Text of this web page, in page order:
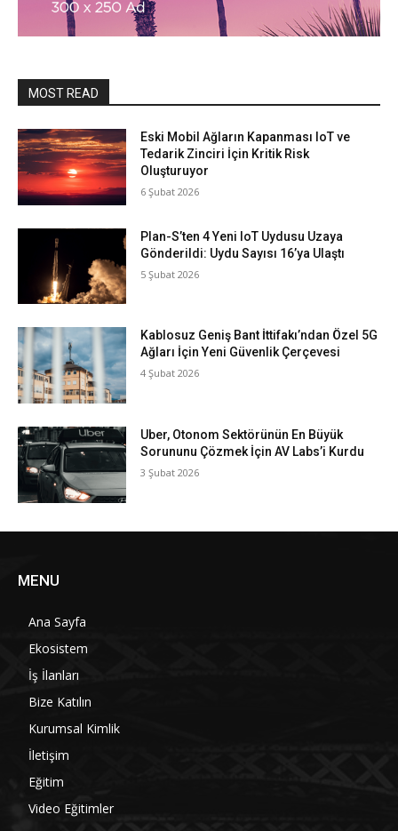
MOST READ
Eski Mobil Ağların Kapanması IoT ve
Tedarik Zinciri İçin Kritik Risk
Oluşturuyor
6 Şubat 2026
Plan-S’ten 4 Yeni IoT Uydusu Uzaya
Gönderildi: Uydu Sayısı 16’ya Ulaştı
5 Şubat 2026
Kablosuz Geniş Bant İttifakı’ndan Özel 5G
Ağları İçin Yeni Güvenlik Çerçevesi
4 Şubat 2026
Uber, Otonom Sektörünün En Büyük
Sorununu Çözmek İçin AV Labs’i Kurdu
3 Şubat 2026
MENU
Ana Sayfa
Ekosistem
İş İlanları
Bize Katılın
Kurumsal Kimlik
İletişim
Eğitim
Video Eğitimler